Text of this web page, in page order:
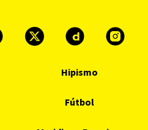
Hipismo
Fútbol